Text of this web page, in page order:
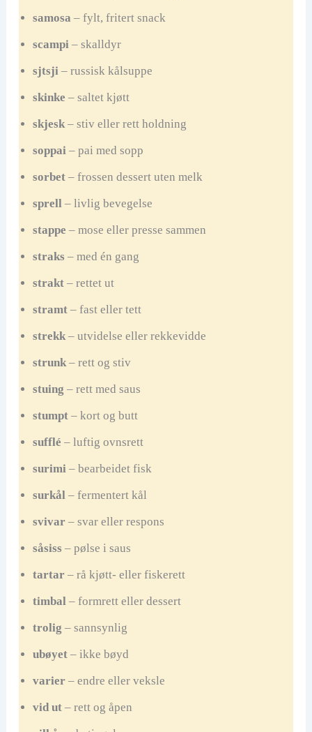
samosa – fylt, fritert snack
scampi– skalldyr
sjtsji– russisk kålsuppe
skinke – saltet kjøtt
skjesk– stiv eller rett holdning
soppai– pai med sopp
sorbet– frossen dessert uten melk
sprell– livlig bevegelse
stappe – mose eller presse sammen
straks – med én gang
strakt– rettet ut
stramt– fast eller tett
strekk– utvidelse eller rekkevidde
strunk– rett og stiv
stuing – rett med saus
stumpt– kort og butt
sufflé – luftig ovnsrett
surimi– bearbeidet fisk
surkål– fermentert kål
svivar– svar eller respons
såsiss – pølse i saus
tartar– rå kjøtt- eller fiskerett
timbal– formrett eller dessert
trolig – sannsynlig
ubøyet– ikke bøyd
varier– endre eller veksle
vid ut– rett og åpen